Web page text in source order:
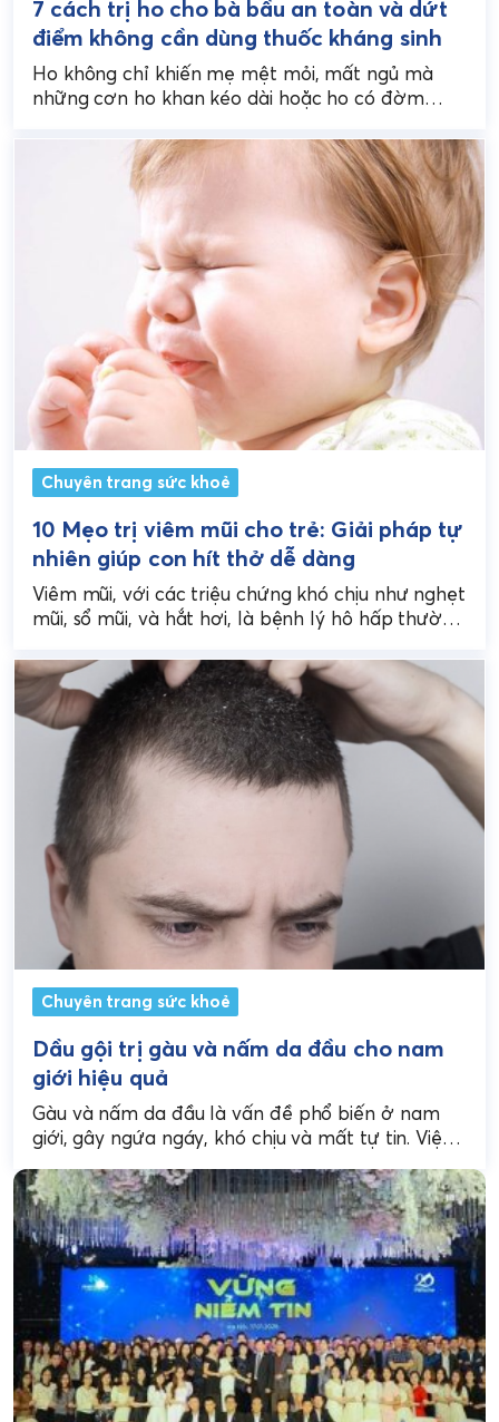
7 cách trị ho cho bà bầu an toàn và dứt
điểm không cần dùng thuốc kháng sinh
Ho không chỉ khiến mẹ mệt mỏi, mất ngủ mà
những cơn ho khan kéo dài hoặc ho có đờm
Chuyên trang sức khoẻ
10 Mẹo trị viêm mũi cho trẻ: Giải pháp tự
nhiên giúp con hít thở dễ dàng
Viêm mũi, với các triệu chứng khó chịu như nghẹt
mũi, sổ mũi, và hắt hơi, là bệnh lý hô hấp thường
Chuyên trang sức khoẻ
Dầu gội trị gàu và nấm da đầu cho nam
giới hiệu quả
Gàu và nấm da đầu là vấn đề phổ biến ở nam
giới, gây ngứa ngáy, khó chịu và mất tự tin. Việc